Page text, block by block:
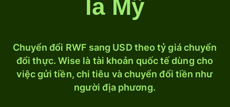
la Mỹ
Chuyển đổi RWF sang USD theo tỷ giá chuyển
đổi thực. Wise là tài khoản quốc tế dùng cho
việc gửi tiền, chi tiêu và chuyển đổi tiền như
người địa phương.